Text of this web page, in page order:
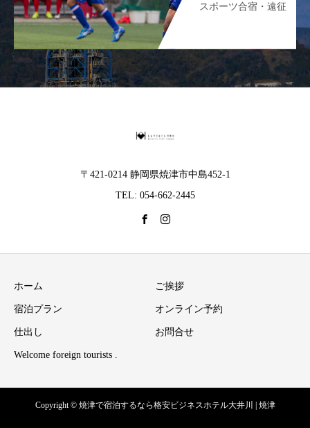
スポーツ合宿・遠征
〒421-0214 静岡県焼津市中島452-1
TEL: 054-662-2445
ホーム ご挨拶
宿泊プラン オンライン予約
仕出し お問合せ
Welcome foreign tourists .
Copyright © 焼津で宿泊するなら格安ビジネスホテル大井川 | 焼津